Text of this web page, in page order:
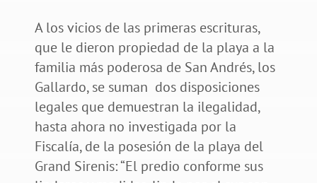
A los vicios de las primeras escrituras,
que le dieron propiedad de la playa a la
familia más poderosa de San Andrés, los
Gallardo, se suman dos disposiciones
legales que demuestran la ilegalidad,
hasta ahora no investigada por la
Fiscalía, de la posesión de la playa del
Grand Sirenis: “El predio conforme sus